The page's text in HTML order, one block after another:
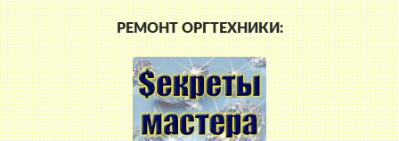
РЕМОНТ ОРГТЕХНИКИ: